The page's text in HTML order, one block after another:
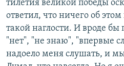
тилетия великой победы
ответил, что ничего об
такой наглости. И вроде бы
"нет", "не знаю", "впервые
надоело меня слушать, и